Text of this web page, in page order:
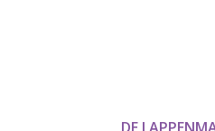
DE